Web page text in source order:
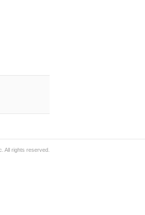
All rights reserved.